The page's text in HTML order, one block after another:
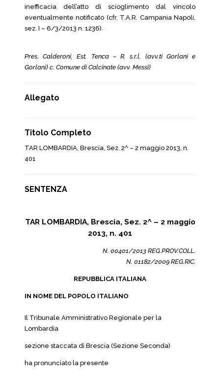
inefficacia dell’atto di scioglimento dal vincolo
eventualmente notificato (cfr. T.A.R. Campania Napoli,
sez. I – 6/3/2013 n. 1236).
Pres. Calderoni, Est. Tenca – R. s.r.l. (avv.ti Gorlani e
Gorlani) c. Comune di Calcinate (avv. Messi)
Allegato
Titolo Completo
TAR LOMBARDIA, Brescia, Sez. 2^ – 2 maggio 2013, n.
401
SENTENZA
TAR LOMBARDIA, Brescia, Sez. 2^ – 2 maggio
2013, n. 401
N. 00401/2013 REG.PROV.COLL.
N. 01182/2009 REG.RIC.
REPUBBLICA ITALIANA
IN NOME DEL POPOLO ITALIANO
Il Tribunale Amministrativo Regionale per la
Lombardia
sezione staccata di Brescia (Sezione Seconda)
ha pronunciato la presente